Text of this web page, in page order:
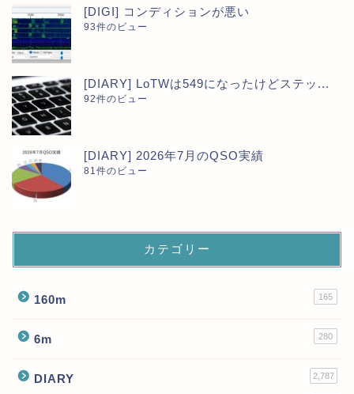
[DIGI] コンディションが悪い
93件のビュー
[DIARY] LoTWは549になったけどステッ...
92件のビュー
[DIARY] 2026年7月のQSO実績
81件のビュー
カテゴリー
160m 165
6m 280
DIARY 2,787